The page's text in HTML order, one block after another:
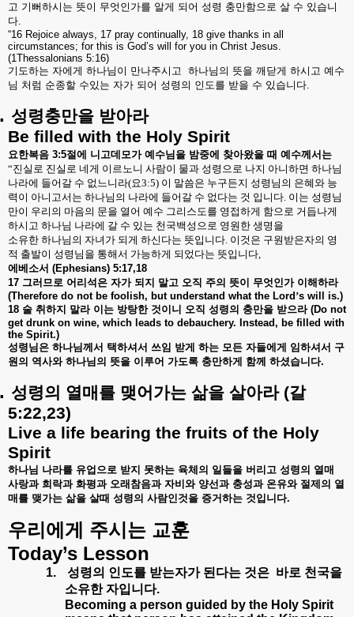
고 기뻐하시는 뜻이 무엇인가를 알게 되어 성령 충만함으로 살 수 있습니
다.
“16 Rejoice always, 17 pray continually, 18 give thanks in all
circumstances; for this is God’s will for you in Christ Jesus.
(1Thessalonians 5:16)
기도하는 자에게 하나님이 만나주시고 하나님의 뜻을 깨닫게 하시고 예수
님 처럼 순종할 수있는 자가 되어 성령의 인도를 받을 수 있습니다.
성령충만을 받아라
Be filled with the Holy Spirit
요한복음 3:5절에 니고데모가 예수님을 밤중에 찾아왔을 때 예수께서는
“진실로 진실로 네게 이르노니 사람이 물과 성령으로 나지 아니하면 하나님
나라에 들어갈 수 없느니라(요3:5) 이 말씀은 누구든지 성령님의 은혜와 능
력이 아니고서는 하나님의 나라에 들어갈 수 없다는 것 입니다. 이는 성령님
만이 우리의 마음의 문을 열어 예수 그리스도를 영접하게 함으로 거듭나게
하시고 하나님 나라에 갈 수 있는 천국백성으로 영원한 생명을
소유한 하나님의 자녀가 되게 하신다는 뜻입니다. 이것은 구원받은자의 영
적 출발이 성령님을 통해서 가능하게 되었다는 뜻입니다,
에베소서 (Ephesians) 5:17,18
17 그러므로 어리석은 자가 되지 말고 오직 주의 뜻이 무엇인가 이해하라
(Therefore do not be foolish, but understand what the Lord’s will is.)
18 술 취하지 말라 이는 방탕한 것이니 오직 성령의 충만을 받으라(Do not
get drunk on wine, which leads to debauchery. Instead, be filled with
the Spirit.)
성령님은 하나님께서 택하셔서 쓰임 받게 하는 모든 자들에게 임하셔서 구
원의 역사와 하나님의 뜻을 이루어 가도록 충만하게 함께 하셨습니다.
성령의 열매를 맺어가는 삶을 살아라 (갈
5:22,23)
Live a life bearing the fruits of the Holy
Spirit
하나님 나라를 유업으로 받지 못하는 육체의 일들을 버리고 성령의 열매
사랑과 희락과 화평과 오래참음과 자비와 양선과 충성과 온유와 절제의 열
매를 맺가는 삶을 살때 성령의 사람인것을 증거하는 것입니다.
우리에게 주시는 교훈
Today’s Lesson
1. 성령의 인도를 받는자가 된다는 것은 바로 천국을
소유한 자입니다.
Becoming a person guided by the Holy Spirit